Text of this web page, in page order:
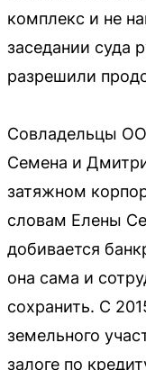
комплекс и не
заседании суда
разрешили
Совладельцы
Семена и
затяжном
словам Елены
добивается
она сама и
сохранить. С
земельного
залоге по